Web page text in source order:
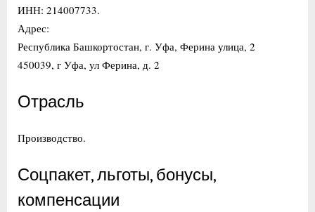
ИНН: 214007733.
Адрес:
Республика Башкортостан, г. Уфа, Ферина улица, 2
450039, г Уфа, ул Ферина, д. 2
Отрасль
Производство.
Соцпакет, льготы, бонусы,
компенсации